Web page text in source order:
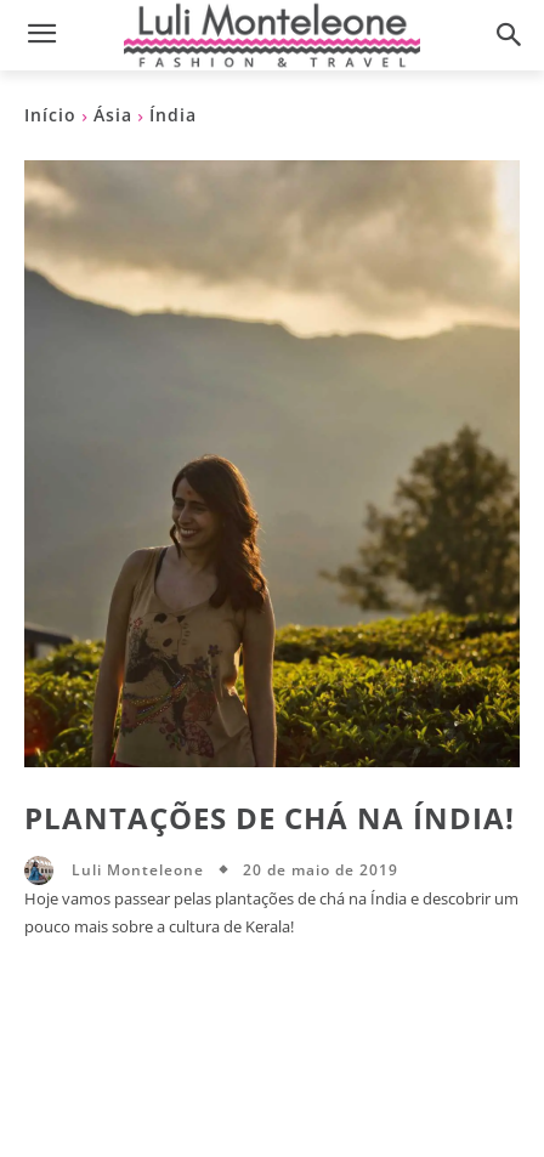
Início Ásia Índia
PLANTAÇÕES DE CHÁ NA ÍNDIA!
Luli Monteleone 20 de maio de 2019
Hoje vamos passear pelas plantações de chá na Índia e descobrir um
pouco mais sobre a cultura de Kerala!